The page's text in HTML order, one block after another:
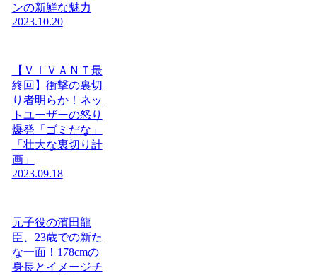
ンの新鮮な魅力
2023.10.20
【ＶＩＶＡＮＴ最
終回】衝撃の裏切
り者明らか！ネッ
トユーザーの怒り
爆発「ゴミだな」
「壮大な裏切り計
画」
2023.09.18
元子役の濱田龍
臣、23歳での新た
な一面！178cmの
身長とイメージチ